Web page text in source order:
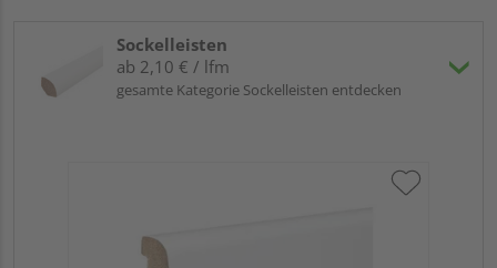
Sockelleisten
ab 2,10 € / lfm
gesamte Kategorie Sockelleisten entdecken